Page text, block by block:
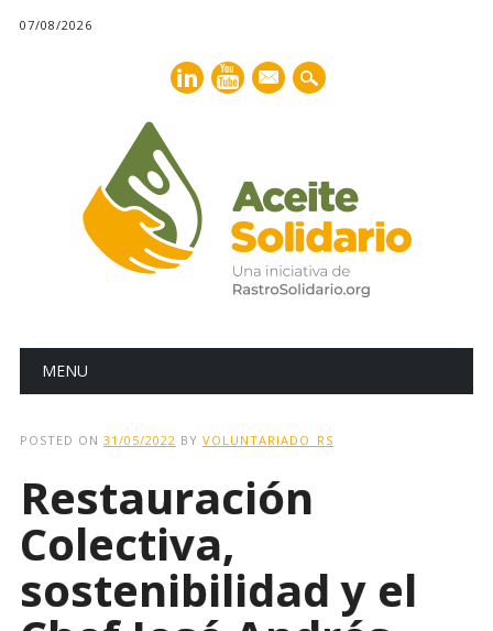
07/08/2026
mail
Main menu
MENU
POSTED ON 31/05/2022 BY VOLUNTARIADO_RS
Restauración
Colectiva,
sostenibilidad y el